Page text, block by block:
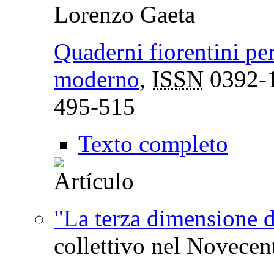
Lorenzo Gaeta
Quaderni fiorentini
moderno, ISSN
495-515
Texto completo
"La terza dimensione
collettivo nel